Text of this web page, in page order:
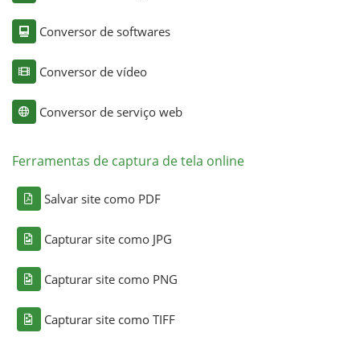
Conversor de softwares
Conversor de vídeo
Conversor de serviço web
Ferramentas de captura de tela online
Salvar site como PDF
Capturar site como JPG
Capturar site como PNG
Capturar site como TIFF